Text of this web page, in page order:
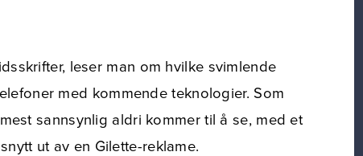
leser man om hvilke svimlende
med kommende teknologier. Som
sannsynlig aldri kommer til å se, med et
ut av en Gilette-reklame.